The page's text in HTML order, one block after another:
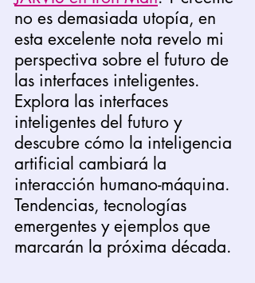
no es demasiada utopía, en
esta excelente nota revelo mi
perspectiva sobre el futuro de
las interfaces inteligentes.
Explora las interfaces
inteligentes del futuro y
descubre cómo la inteligencia
artificial cambiará la
interacción humano-máquina.
Tendencias, tecnologías
emergentes y ejemplos que
marcarán la próxima década.